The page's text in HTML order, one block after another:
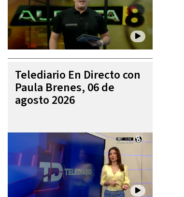
Telediario En Directo con
Paula Brenes, 06 de
agosto 2026